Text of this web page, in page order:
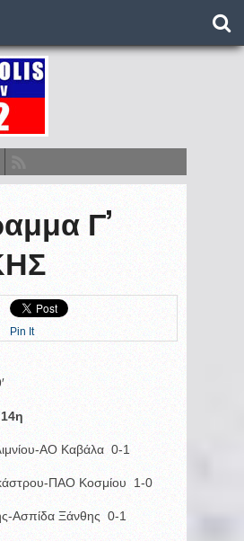
Γ’
Pin It
ΑΟ Καβάλα 0-1
ΠΑΟ Κοσμίου 1-0
Ασπίδα Ξάνθης 0-1